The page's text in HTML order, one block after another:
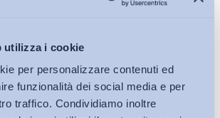
utilizza i cookie
per personalizzare contenuti ed
funzionalità dei social media e per
traffico. Condividiamo inoltre